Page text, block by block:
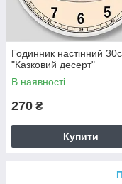
Годинник настінний
"Казковий десерт"
В наявності
270 ₴
Купити